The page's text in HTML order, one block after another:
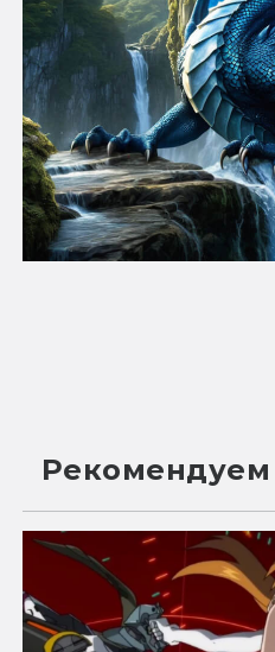
Рекомендуем